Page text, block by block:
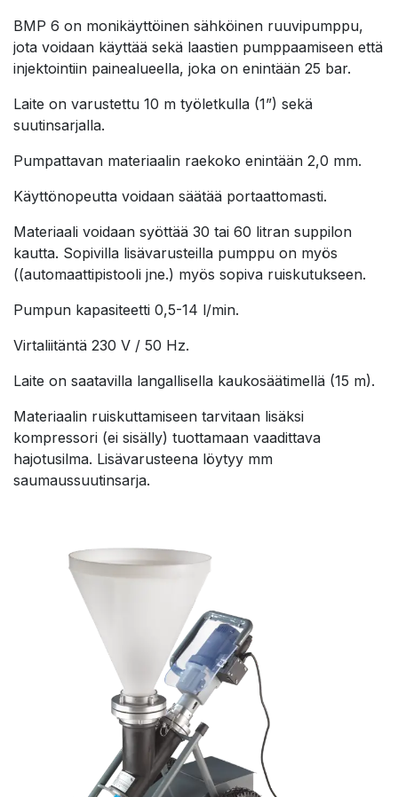
BMP 6 on monikäyttöinen sähköinen ruuvipumppu,
jota voidaan käyttää sekä laastien pumppaamiseen että
injektointiin painealueella, joka on enintään 25 bar.
Laite on varustettu 10 m työletkulla (1”) sekä
suutinsarjalla.
Pumpattavan materiaalin raekoko enintään 2,0 mm.
Käyttönopeutta voidaan säätää portaattomasti.
Materiaali voidaan syöttää 30 tai 60 litran suppilon
kautta. Sopivilla lisävarusteilla pumppu on myös
((automaattipistooli jne.) myös sopiva ruiskutukseen.
Pumpun kapasiteetti 0,5-14 l/min.
Virtaliitäntä 230 V / 50 Hz.
Laite on saatavilla langallisella kaukosäätimellä (15 m).
Materiaalin ruiskuttamiseen tarvitaan lisäksi
kompressori (ei sisälly) tuottamaan vaadittava
hajotusilma. Lisävarusteena löytyy mm
saumaussuutinsarja.